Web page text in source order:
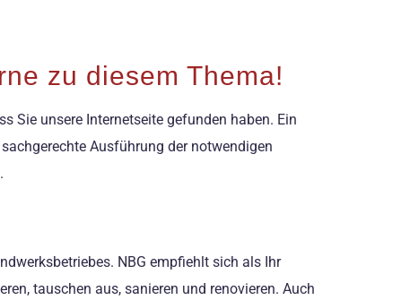
zu diesem Thema!
Sie unsere Internetseite gefunden haben. Ein
Ausführung der notwendigen
NBG empfiehlt sich als Ihr
tauschen aus, sanieren und renovieren. Auch